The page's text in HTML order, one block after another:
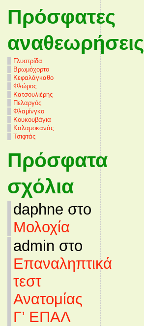
Πρόσφατες
αναθεωρήσεις
Γλυστρίδα
Βρωμόχορτο
Κεφαλάγκαθο
Φλώρος
Κατσουλιέρης
Πελαργός
Φλαμίνγκο
Κουκουβάγια
Καλαμοκανάς
Τσιφτάς
Πρόσφατα
σχόλια
daphne στο
Μολοχία
admin στο
Επαναληπτικά
τεστ
Ανατομίας
Γ’ ΕΠΑΛ